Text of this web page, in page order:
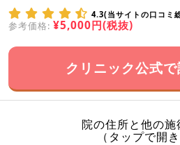
4.3(当サイトの口コミ
参考価格: ¥5,000円(税抜)
クリニック公式
院の住所と他の
（タップで開き